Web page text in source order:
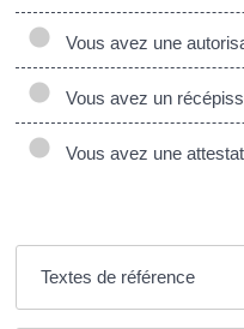
Vous avez une
Vous avez un
Vous avez une
Textes de référence